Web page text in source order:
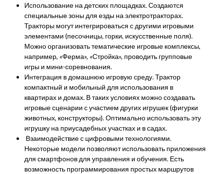
Использование на детских площадках. Создаются
специальные зоны для езды на электротракторах.
Тракторы могут интегрироваться с другими игровыми
элементами (песочницы, горки, искусственные поля).
Можно организовать тематические игровые комплексы,
например, «Ферма», «Стройка», проводить групповые
игры и мини-соревнования.
Интеграция в домашнюю игровую среду. Трактор
компактный и мобильный для использования в
квартирах и домах. В таких условиях можно создавать
игровые сценарии с участием других игрушек (фигурки
животных, конструкторы). Оптимально использовать эту
игрушку на приусадебных участках и в садах.
Взаимодействие с цифровыми технологиями.
Некоторые модели позволяют использовать приложения
для смартфонов для управления и обучения. Есть
возможность программирования простых маршрутов